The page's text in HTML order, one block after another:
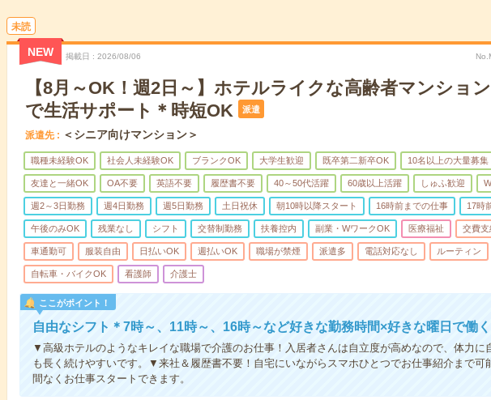
未読
NEW 掲載日 2026/08/06
【8月～OK！週2日～】ホテルライクな高齢者マンション
で生活サポート＊時短OK
派遣
派遣先 ＜シニア向けマンション＞
職種未経験OK 社会人未経験OK ブランクOK 大学生歓迎 既卒第二新卒OK 10名以上の大量募集
友達と一緒OK OA不要 英語不要 履歴書不要 40～50代活躍 60歳以上活躍 しゅふ歓迎
週2～3日勤務 週4日勤務 週5日勤務 土日祝休 朝10時以降スタート 16時前までの仕事 17時
午後のみOK 残業なし シフト 交替制勤務 扶養控内 副業・WワークOK 医療福祉 交費支
車通勤可 服装自由 日払いOK 週払いOK 職場が禁煙 派遣多 電話対応なし ルーティン
自転車・バイクOK 看護師 介護士
ここがポイント！
自由なシフト＊7時～、11時～、16時～など好きな勤務時間×好きな曜日で働く
▼高級ホテルのようなキレイな職場で介護のお仕事！入居者さんは自立度が高めなので、体力に
も長く続けやすいです。▼来社＆履歴書不要！自宅にいながらスマホひとつでお仕事紹介まで可
間なくお仕事スタートできます。